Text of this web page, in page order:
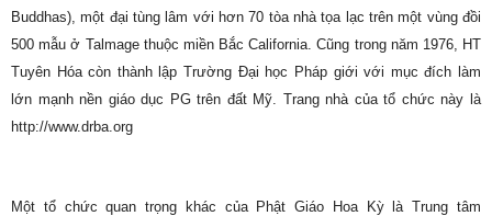
Buddhas), một đại tùng lâm với hơn 70 tòa nhà tọa lạc trên một vùng đồi
500 mẫu ở Talmage thuộc miền Bắc California. Cũng trong năm 1976, HT
Tuyên Hóa còn thành lập Trường Đại học Pháp giới với mục đích làm
lớn mạnh nền giáo dục PG trên đất Mỹ. Trang nhà của tổ chức này là
http://www.drba.org
Một tổ chức quan trọng khác của Phật Giáo Hoa Kỳ là Trung tâm